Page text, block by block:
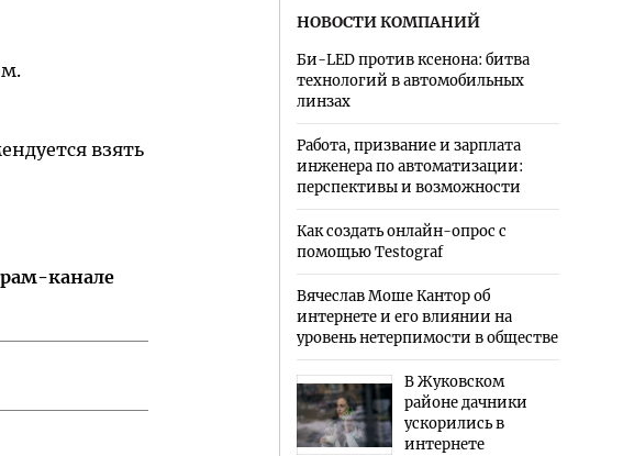
взять
канале
НОВОСТИ КОМПАНИЙ
Би-LED против ксенона: битва
технологий в автомобильных
линзах
Работа, призвание и зарплата
инженера по автоматизации:
перспективы и возможности
Как создать онлайн-опрос с
помощью Testograf
Вячеслав Моше Кантор об
интернете и его влиянии на
уровень нетерпимости в обществе
В Жуковском
районе дачники
ускорились в
интернете